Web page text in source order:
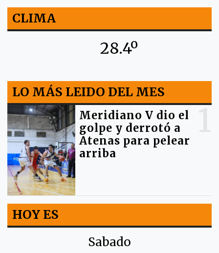
CLIMA
28.4º
LO MÁS LEIDO DEL MES
Meridiano V dio el
golpe y derrotó a
Atenas para pelear
arriba
HOY ES
Sabado